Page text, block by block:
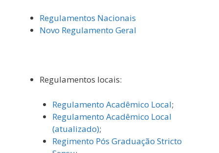
Regulamentos Nacionais
Novo Regulamento Geral
Regulamentos locais:
Regulamento Acadêmico Local;
Regulamento Acadêmico Local
(atualizado);
Regimento Pós Graduação Stricto